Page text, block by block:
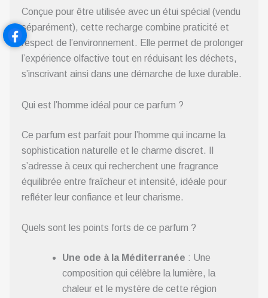
Conçue pour être utilisée avec un étui spécial (vendu
séparément), cette recharge combine praticité et
respect de l’environnement. Elle permet de prolonger
l’expérience olfactive tout en réduisant les déchets,
s’inscrivant ainsi dans une démarche de luxe durable.
Qui est l’homme idéal pour ce parfum ?
Ce parfum est parfait pour l’homme qui incarne la
sophistication naturelle et le charme discret. Il
s’adresse à ceux qui recherchent une fragrance
équilibrée entre fraîcheur et intensité, idéale pour
refléter leur confiance et leur charisme.
Quels sont les points forts de ce parfum ?
Une ode à la Méditerranée : Une
composition qui célèbre la lumière, la
chaleur et le mystère de cette région